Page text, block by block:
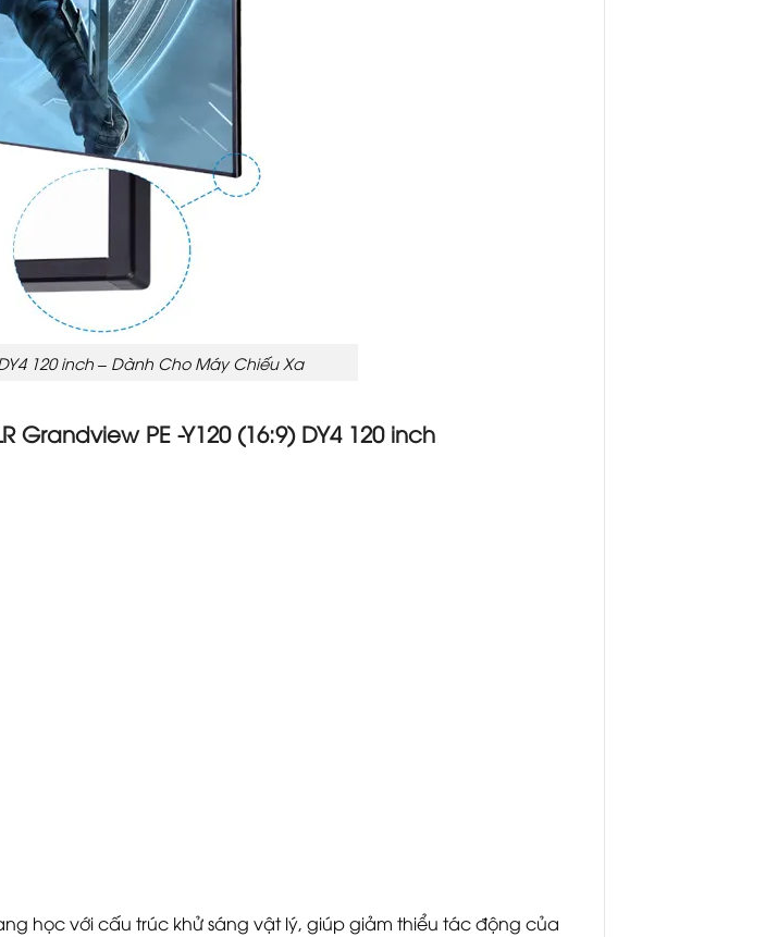
120 inch – Dành Cho Máy Chiếu Xa
PE -Y120 (16:9) DY4 120 inch
học với cấu trúc khử sáng vật lý, giúp giảm thiểu tác động của